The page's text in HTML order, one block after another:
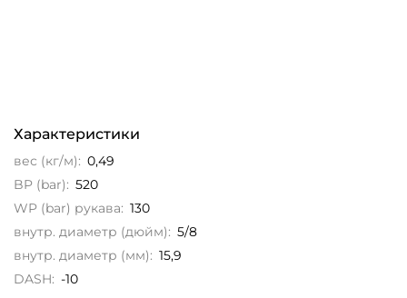
Характеристики
вес (кг/м): 0,49
BP (bar): 520
WP (bar) рукава: 130
внутр. диаметр (дюйм): 5/8
внутр. диаметр (мм): 15,9
DASH: -10